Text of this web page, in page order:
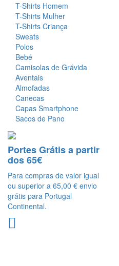
T-Shirts Homem
T-Shirts Mulher
T-Shirts Criança
Sweats
Polos
Bebé
Camisolas de Grávida
Aventais
Almofadas
Canecas
Capas Smartphone
Sacos de Pano
Portes Grátis a partir
dos 65€
Para compras de valor igual
ou superior a 65,00 € envio
grátis para Portugal
Continental.